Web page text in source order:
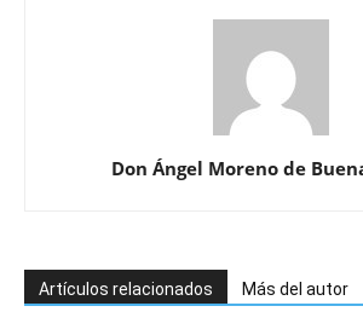
Don Ángel Moreno de
Artículos relacionados Más del autor